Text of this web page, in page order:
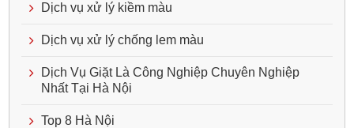
Dịch vụ xử lý kiềm màu
Dịch vụ xử lý chống lem màu
Dịch Vụ Giặt Là Công Nghiệp Chuyên Nghiệp
Nhất Tại Hà Nội
Top 8 Hà Nội